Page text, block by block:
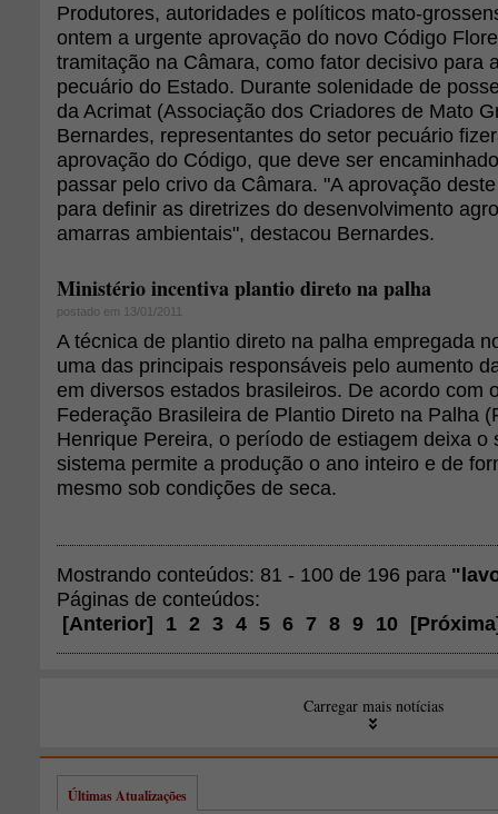
Produtores, autoridades e políticos mato-
ontem a urgente aprovação do novo Código
tramitação na Câmara, como fator decisivo para
pecuário do Estado. Durante solenidade de
da Acrimat (Associação dos Criadores de Mato
Bernardes, representantes do setor pecuário
aprovação do Código, que deve ser
passar pelo crivo da Câmara. "A aprovação
para definir as diretrizes do desenvolvimento
amarras ambientais", destacou Bernardes.
Ministério incentiva plantio direto na palha
postado em 13/01/2011
A técnica de plantio direto na palha empregada
uma das principais responsáveis pelo aumento
em diversos estados brasileiros. De acordo com
Federação Brasileira de Plantio Direto na Palha
Henrique Pereira, o período de estiagem deixa o
sistema permite a produção o ano inteiro e de
mesmo sob condições de seca.
Mostrando conteúdos: 81 - 100 de 196 para
Páginas de conteúdos:
[Anterior] 1 2 3 4 5 6 7 8 9 10 [Próxima
Carregar mais notícias
Últimas Atualizações